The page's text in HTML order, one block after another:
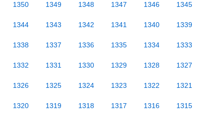
1350 1349 1348 1347 1346 1345
1344 1343 1342 1341 1340 1339
1338 1337 1336 1335 1334 1333
1332 1331 1330 1329 1328 1327
1326 1325 1324 1323 1322 1321
1320 1319 1318 1317 1316 1315